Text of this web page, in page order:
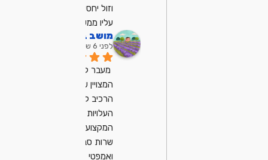
עליו ממש
מושב בן שמן
לפני 6 שנים
הרכיב לנו
העלויות נוחות
ואמפטי